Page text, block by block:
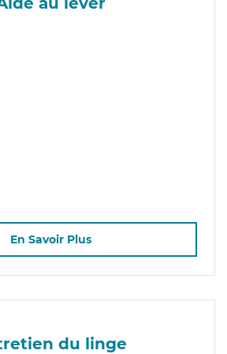
En Savoir Plus
du linge